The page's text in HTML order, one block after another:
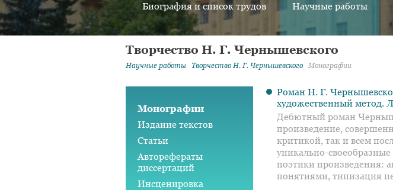
Биография и список трудов Научные работы
Творчество Н. Г. Чернышевского
Научные работы Творчество Н. Г. Чернышевского Монографии
Монографии
Издание текстов
Статьи
Авторефераты
диссертаций
Инсценировка
Роман Н. Г.
художественный метод.
Дебютный роман
произведение,
критикой, так и всем
уникально-
поэтики произведения:
понятиями, типизация